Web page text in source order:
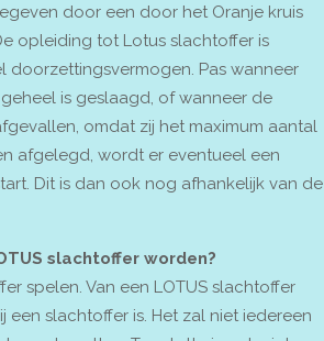
door een door het Oranje kruis
opleiding tot Lotus slachtoffer is
doorzettingsvermogen. Pas wanneer
is geslaagd, of wanneer de
omdat zij het maximum aantal
afgelegd, wordt er eventueel een
Dit is dan ook nog afhankelijk van de
slachtoffer worden?
spelen. Van een LOTUS slachtoffer
slachtoffer is. Het zal niet iedereen